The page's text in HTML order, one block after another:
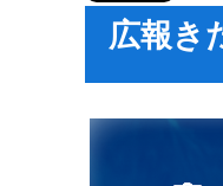
広報き